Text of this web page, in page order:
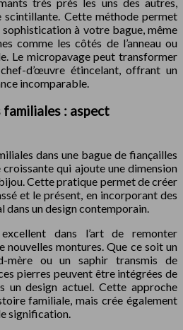
Cette méthode permet
sophistication à votre bague, même
comme les côtés de l’anneau ou
Le micropavage peut transformer
d’œuvre étincelant, offrant un
incomparable.
: aspect
dans une bague de fiançailles
qui ajoute une dimension
Cette pratique permet de créer
et le présent, en incorporant des
dans un design contemporain.
dans l’art de remonter
nouvelles montures. Que ce soit un
mère ou un saphir transmis de
pierres peuvent être intégrées de
un design actuel. Cette approche
familiale, mais crée également
signification.